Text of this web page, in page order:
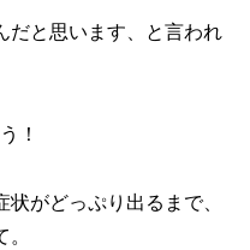
だと思います、と言われ
！
がどっぷり出るまで、